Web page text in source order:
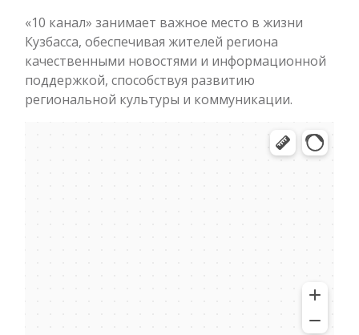
«10 канал» занимает важное место в жизни
Кузбасса, обеспечивая жителей региона
качественными новостями и информационной
поддержкой, способствуя развитию
региональной культуры и коммуникации.